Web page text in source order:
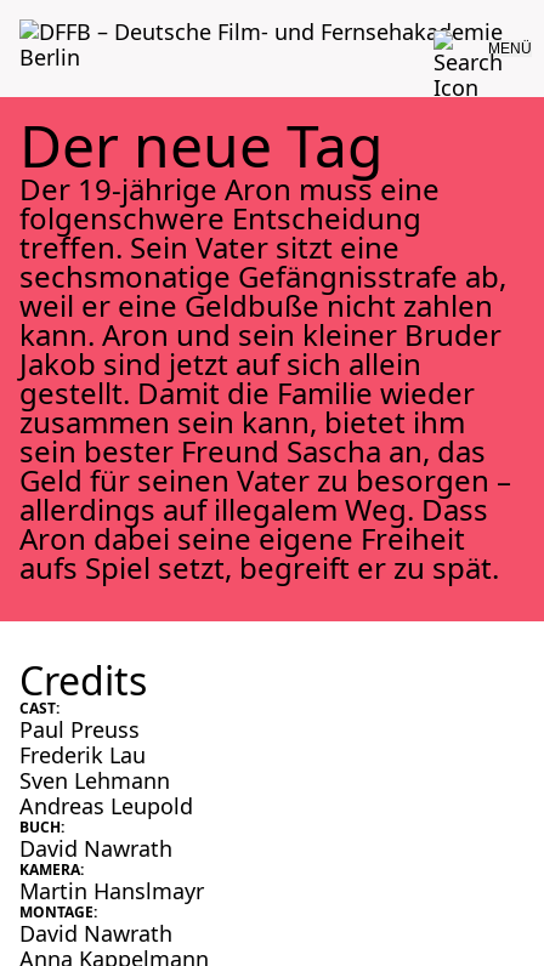
MENÜ
Der neue Tag
Der 19-jährige Aron muss eine
folgenschwere Entscheidung
treffen. Sein Vater sitzt eine
sechsmonatige Gefängnisstrafe ab,
weil er eine Geldbuße nicht zahlen
kann. Aron und sein kleiner Bruder
Jakob sind jetzt auf sich allein
gestellt. Damit die Familie wieder
zusammen sein kann, bietet ihm
sein bester Freund Sascha an, das
Geld für seinen Vater zu besorgen –
allerdings auf illegalem Weg. Dass
Aron dabei seine eigene Freiheit
aufs Spiel setzt, begreift er zu spät.
Credits
CAST:
Paul Preuss
Frederik Lau
Sven Lehmann
Andreas Leupold
BUCH:
David Nawrath
KAMERA:
Martin Hanslmayr
MONTAGE:
David Nawrath
Anna Kappelmann